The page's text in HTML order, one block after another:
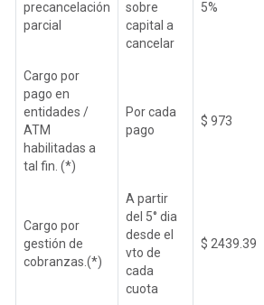
precancelación
parcial
sobre
capital a
cancelar
5%
Cargo por
pago en
entidades /
ATM
habilitadas a
tal fin. (*)
Por cada
pago
$ 973
Cargo por
gestión de
cobranzas.(*)
A partir
del 5° dia
desde el
vto de
cada
cuota
$ 2439.39